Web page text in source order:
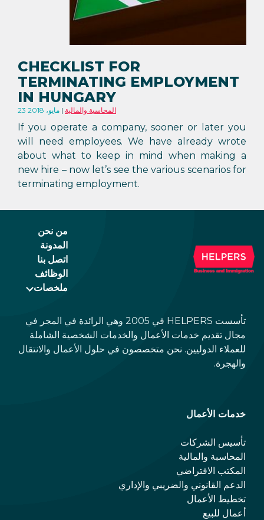
CHECKLIST FOR
TERMINATING EMPLOYMENT
IN HUNGARY
23 مايو، 2018 المحاسبة والمالية
If you operate a company, sooner or later you
will need employees. We have already wrote
about what to keep in mind when making a
new hire – now let’s see the various scenarios for
terminating employment.
من نحن
المدونة
اتصل بنا
الوظائف
ملخصات
تأسست HELPERS في 2005 وهي الرائدة في المجر في
مجال تقديم خدمات الأعمال والخدمات الشخصية الشاملة
للعملاء الدوليين. نحن متخصصون في حلول الأعمال والانتقال
والهجرة.
خدمات الأعمال
تأسيس الشركات
المحاسبة والمالية
المكتب الافتراضي
الدعم القانوني والضريبي والإداري
تخطيط الأعمال
أعمال للبيع